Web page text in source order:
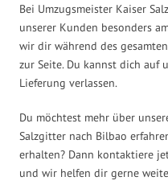
Bei Umzugsmeister Kaiser
unserer Kunden besonders
wir dir während des
zur Seite. Du kannst dich auf
Lieferung verlassen.
Du möchtest mehr über
Salzgitter nach Bilbao
erhalten? Dann kontaktiere
und wir helfen dir gerne